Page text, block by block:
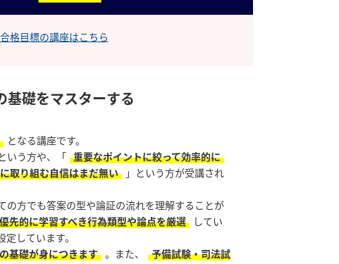
格目標の講座はこちら
礎をマスターする
となる講座です。
いう方や、「 重要なポイントに絞って効率的に
取り組む自信はまだ無い
」という方が受講され
の方でも答案の型や論証の流れを理解することが
先的に学習すべき行為類型や論点を厳選
してい
定しています。
基礎が身につきます 。また、
予備試験・司法試